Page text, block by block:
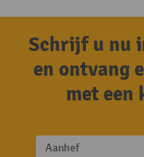
Schrijf u nu
en ontvang
met een
Aanhef